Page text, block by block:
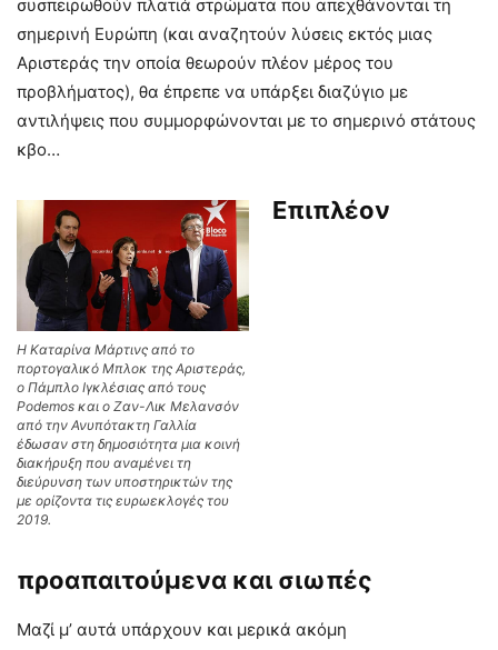
συσπειρωθούν πλατιά στρώματα που απεχθάνονται τη
σημερινή Ευρώπη (και αναζητούν λύσεις εκτός μιας
Αριστεράς την οποία θεωρούν πλέον μέρος του
προβλήματος), θα έπρεπε να υπάρξει διαζύγιο με
αντιλήψεις που συμμορφώνονται με το σημερινό στάτους
κβο…
Η Καταρίνα Μάρτινς από το
πορτογαλικό Μπλοκ της Αριστεράς,
ο Πάμπλο Ιγκλέσιας από τους
Podemos και ο Ζαν-Λικ Μελανσόν
από την Ανυπότακτη Γαλλία
έδωσαν στη δημοσιότητα μια κοινή
διακήρυξη που αναμένει τη
διεύρυνση των υποστηρικτών της
με ορίζοντα τις ευρωεκλογές του
2019.
Επιπλέον
προαπαιτούμενα και σιωπές
Μαζί μ’ αυτά υπάρχουν και μερικά ακόμη